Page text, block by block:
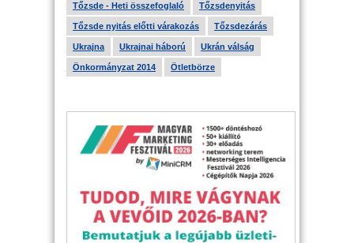
Tőzsde - Heti összefoglaló Tőzsdenyitás
Tőzsde nyitás előtti várakozás Tőzsdezárás
Ukrajna Ukrajnai háború Ukrán válság
Önkormányzat 2014 Ötletbörze